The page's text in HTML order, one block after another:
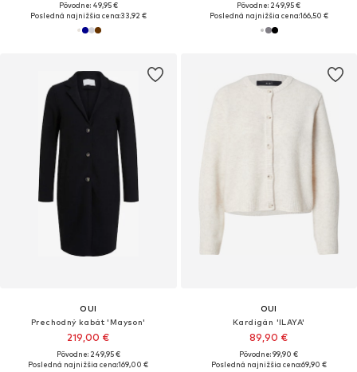
Pôvodne: 49,95 €
Posledná najnižšia cena:33,92 €
Pôvodne: 249,95 €
Posledná najnižšia cena:166,50 €
OUI
Prechodný kabát 'Mayson'
219,00 €
Pôvodne: 249,95 €
Posledná najnižšia cena:169,00 €
OUI
Kardigán 'ILAYA'
89,90 €
Pôvodne: 99,90 €
Posledná najnižšia cena:69,90 €